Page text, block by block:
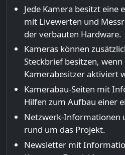
Jede Kamera besitzt eine
mit Livewerten und
der verbauten Hardware.
Kameras können
Steckbrief besitzen,
Kamerabesitzer aktiviert
Kamerabau-Seiten mit
Hilfen zum Aufbau einer
Netzwerk-Informationen
rund um das Projekt.
Newsletter mit